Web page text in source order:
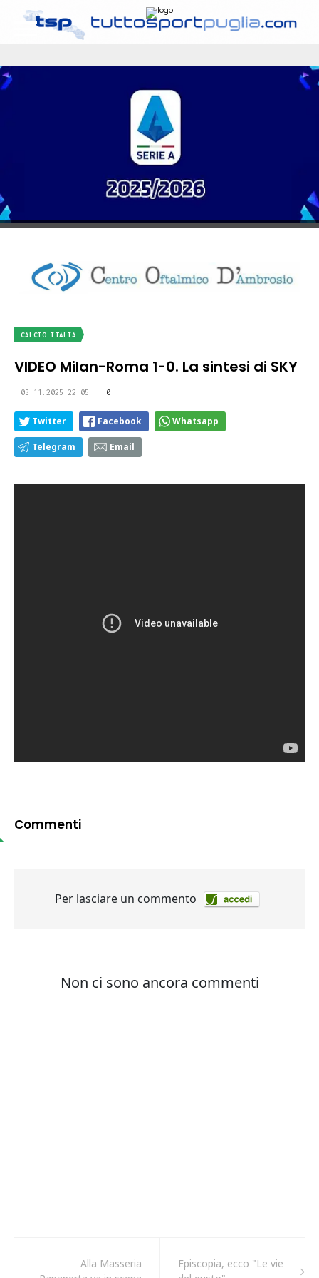
CALCIO ITALIA
VIDEO Milan-Roma 1-0. La sintesi di SKY
03.11.2025 22:05 0
Twitter Facebook Whatsapp
Telegram Email
Commenti
Alla Masseria
Episcopia, ecco "Le vie